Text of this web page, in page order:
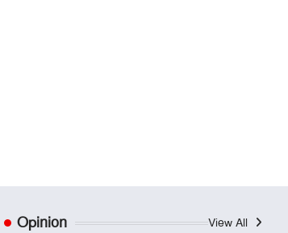
Opinion View All